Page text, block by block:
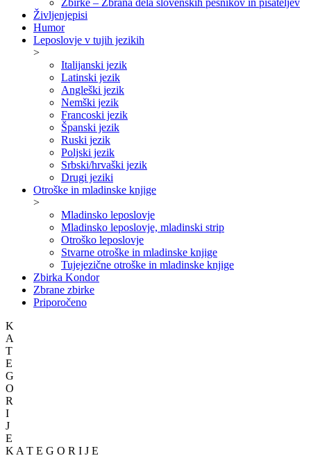
Zbirke – Zbrana dela slovenskih pesnikov in pisateljev
Življenjepisi
Humor
Leposlovje v tujih jezikih
>
Italijanski jezik
Latinski jezik
Angleški jezik
Nemški jezik
Francoski jezik
Španski jezik
Ruski jezik
Poljski jezik
Srbski/hrvaški jezik
Drugi jeziki
Otroške in mladinske knjige
>
Mladinsko leposlovje
Mladinsko leposlovje, mladinski strip
Otroško leposlovje
Stvarne otroške in mladinske knjige
Tujejezične otroške in mladinske knjige
Zbirka Kondor
Zbrane zbirke
Priporočeno
K
A
T
E
G
O
R
I
J
E
K A T E G O R I J E